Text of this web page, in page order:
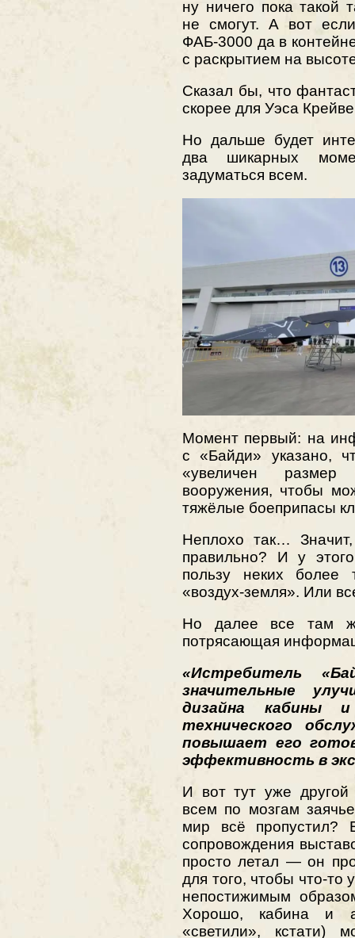
ну ничего пока такой
не смогут. А вот
ФАБ-3000 да в
с раскрытием на
Сказал бы, что
скорее для Уэса
Но дальше будет
два шикарных
задуматься всем.
Момент первый: на
с «Байди» указано,
«увеличен размер
вооружения, чтобы
тяжёлые боеприпасы
Неплохо так…
правильно? И у
пользу неких более
«воздух-земля». Или
Но далее все там
потрясающая
«Истребитель
значительные
дизайна кабины и
технического
повышает его
эффективность в
И вот тут уже другой
всем по мозгам
мир всё пропустил?
сопровождения
просто летал — он
для того, чтобы что-то
непостижимым
Хорошо, кабина и
«светили», кстати)